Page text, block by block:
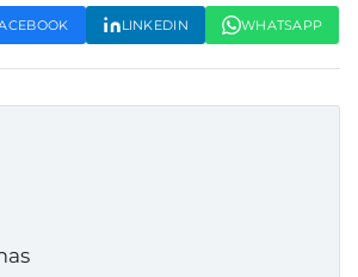
LINKEDIN WHATSAPP